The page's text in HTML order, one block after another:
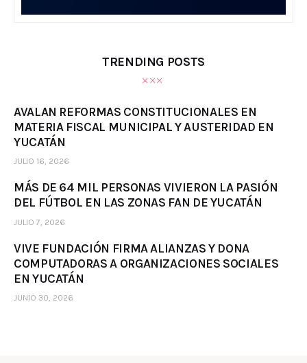
TRENDING POSTS
AVALAN REFORMAS CONSTITUCIONALES EN
MATERIA FISCAL MUNICIPAL Y AUSTERIDAD EN
YUCATÁN
JULIO 16, 2026
MÁS DE 64 MIL PERSONAS VIVIERON LA PASIÓN
DEL FÚTBOL EN LAS ZONAS FAN DE YUCATÁN
JULIO 7, 2026
VIVE FUNDACIÓN FIRMA ALIANZAS Y DONA
COMPUTADORAS A ORGANIZACIONES SOCIALES
EN YUCATÁN
JUNIO 30, 2026